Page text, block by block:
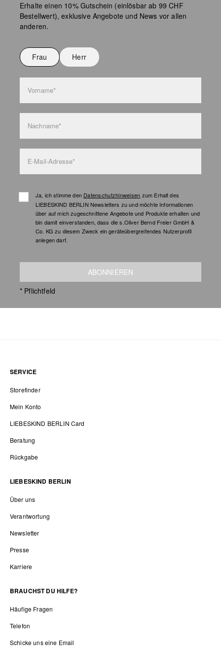
Erhalte einen 10% Gutschein (einlösbar ab 99 CHF
Bestellwert), exklusive Angebote und News vor allen
anderen.
Frau Herr
Vorname*
Nachname*
E-Mail-Adresse*
Ja, ich stimme den Datenschutzhinweisen zum Erhalt des
LIEBESKIND BERLIN Newsletters zu und möchte Informationen
über auf mich zugeschnittene Angebote und Produkte erhalten und
bin damit einverstanden, dass die s.Oliver Bernd Freier GmbH &
Co. KG zu diesem Zweck ein geräteübergreifendes Nutzerprofil
anlegen darf.
ABONNIEREN
* Pflichtfeld
SERVICE
Storefinder
Mein Konto
LIEBESKIND BERLIN Card
Beratung
Rückgabe
LIEBESKIND BERLIN
Über uns
Verantwortung
Newsletter
Presse
Karriere
BRAUCHST DU HILFE?
Häufige Fragen
Telefon
Schicke uns eine Email